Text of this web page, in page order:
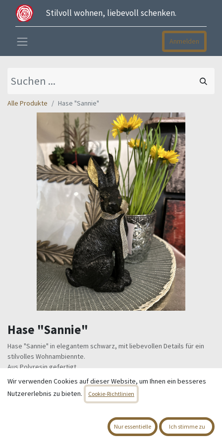
Stilvoll wohnen, liebevoll schenken.
Anmelden
Alle Produkte Hase "Sannie"
Hase "Sannie"
Hase "Sannie" in elegantem schwarz, mit liebevollen Details für ein
stilvolles Wohnambiennte.
Aus Polyresin gefertigt.
In drei Größen erhältlich, daher gut kombinierbar.
6,95€ Alle Preise inkl. MwSt.zzgl. Versandkosten
Wir verwenden Cookies auf dieser Website, um Ihnen ein besseres
Nutzererlebnis zu bieten.
Cookie-Richtlinien
Nur essentielle Ich stimme zu